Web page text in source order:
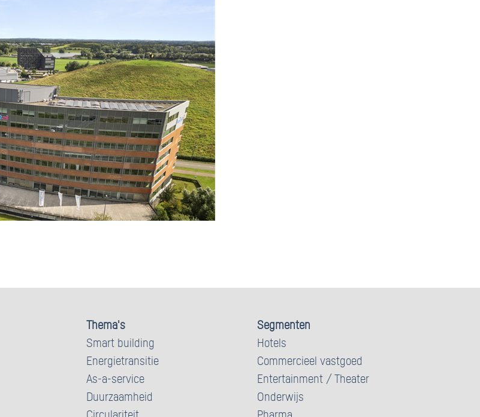
Thema's
Smart building
Energietransitie
As-a-service
Duurzaamheid
Segmenten
Hotels
Commercieel vastgoed
Entertainment / Theater
Onderwijs